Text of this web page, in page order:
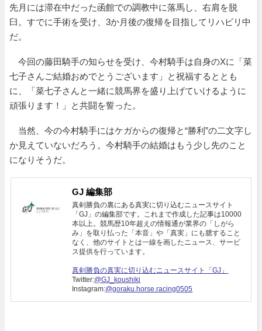
先月には滞在中だった函館での調教中に落馬し、右肩を脱
臼。すでに手術を受け、3か月後の復帰を目指してリハビリ中
だ。
今回の藤田騎手の知らせを受け、今村騎手は自身のXに「菜
七子さんご結婚おめでとうございます」と祝福するととも
に、「菜七子さんと一緒に競馬界を盛り上げていけるように
頑張ります！」と共闘を誓った。
当然、今の今村騎手にはケガからの復帰と“勝利”の二文字し
か見えていないだろう。今村騎手の結婚はもう少し先のこと
になりそうだ。
GJ 編集部
真剣勝負の裏にある真実に切り込むニュースサイト
「GJ」の編集部です。これまで作成した記事は10000
本以上。競馬歴10年超えの情報通が業界の「しがら
み」を取り払った「本音」や「真実」にも臆すること
なく、他のサイトとは一線を画したニュース、サービ
ス提供を行っています。
真剣勝負の真実に切り込むニュースサイト「GJ」
Twitter:@GJ_koushiki
Instagram:@goraku.horse.racing0505